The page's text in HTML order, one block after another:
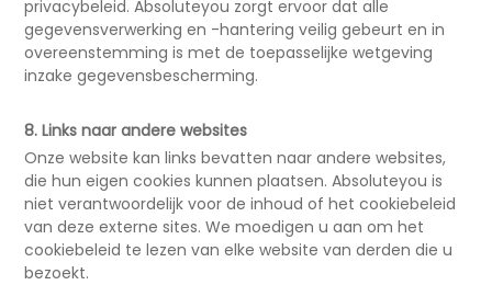
privacybeleid. Absoluteyou zorgt ervoor dat alle
gegevensverwerking en -hantering veilig gebeurt en in
overeenstemming is met de toepasselijke wetgeving
inzake gegevensbescherming.
8. Links naar andere websites
Onze website kan links bevatten naar andere websites,
die hun eigen cookies kunnen plaatsen. Absoluteyou is
niet verantwoordelijk voor de inhoud of het cookiebeleid
van deze externe sites. We moedigen u aan om het
cookiebeleid te lezen van elke website van derden die u
bezoekt.